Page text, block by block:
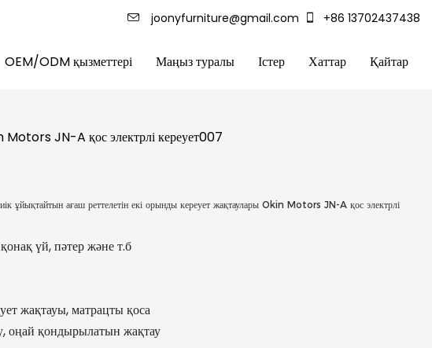
joonyfurniture@gmail.com +86 13702437438
OEM/ODM қызметтері Маңыз туралы Істер Хаттар Қайтар
Motors JN-A қос электрлі кереует007
ұйықтайтын ағаш реттелетін екі орынды кереует жақтаулары Okin Motors JN-A қос электрлі
үй, пәтер және т.б
жақтауы, матрацты қоса
оңай қондырылатын жақтау